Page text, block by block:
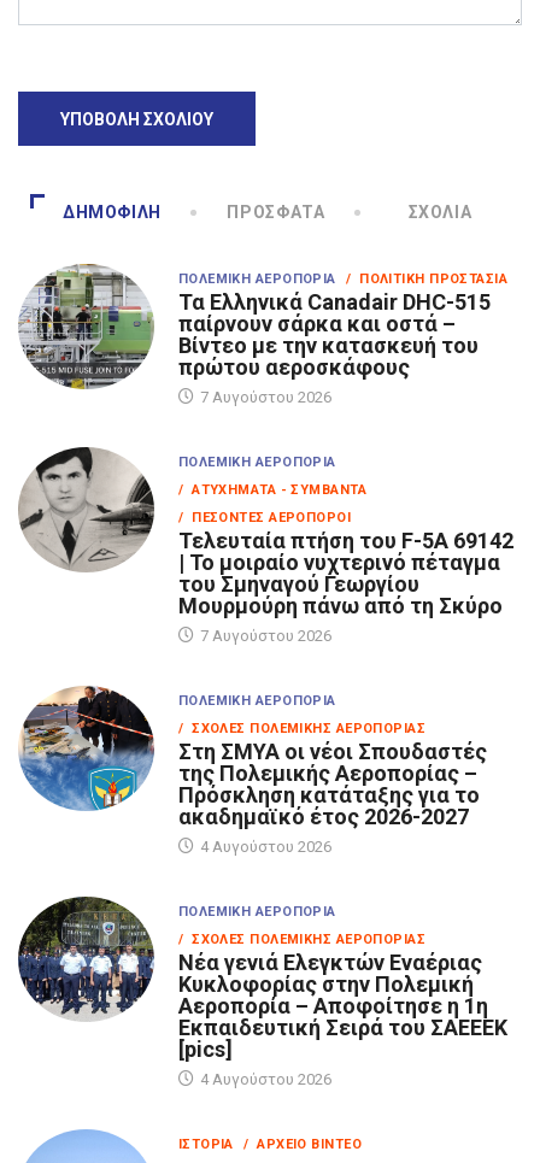
ΔΗΜΟΦΙΛΉ ΠΡΌΣΦΑΤΑ ΣΧΌΛΙΑ
ΠΟΛΕΜΙΚΉ ΑΕΡΟΠΟΡΊΑ / ΠΟΛΙΤΙΚΉ ΠΡΟΣΤΑΣΊΑ
Τα Eλληνικά Canadair DHC-515
παίρνουν σάρκα και οστά –
Βίντεο με την κατασκευή του
πρώτου αεροσκάφους
7 Αυγούστου 2026
ΠΟΛΕΜΙΚΉ ΑΕΡΟΠΟΡΊΑ
/ ΑΤΥΧΉΜΑΤΑ - ΣΥΜΒΆΝΤΑ
/ ΠΕΣΌΝΤΕΣ ΑΕΡΟΠΌΡΟΙ
Τελευταία πτήση του F-5A 69142
| Το μοιραίο νυχτερινό πέταγμα
του Σμηναγού Γεωργίου
Μουρμούρη πάνω από τη Σκύρο
7 Αυγούστου 2026
ΠΟΛΕΜΙΚΉ ΑΕΡΟΠΟΡΊΑ
/ ΣΧΟΛΈΣ ΠΟΛΕΜΙΚΉΣ ΑΕΡΟΠΟΡΊΑΣ
Στη ΣΜΥΑ οι νέοι Σπουδαστές
της Πολεμικής Αεροπορίας –
Πρόσκληση κατάταξης για το
ακαδημαϊκό έτος 2026-2027
4 Αυγούστου 2026
ΠΟΛΕΜΙΚΉ ΑΕΡΟΠΟΡΊΑ
/ ΣΧΟΛΈΣ ΠΟΛΕΜΙΚΉΣ ΑΕΡΟΠΟΡΊΑΣ
Νέα γενιά Ελεγκτών Εναέριας
Κυκλοφορίας στην Πολεμική
Αεροπορία – Αποφοίτησε η 1η
Εκπαιδευτική Σειρά του ΣΑΕΕΕΚ
[pics]
4 Αυγούστου 2026
ΙΣΤΟΡΊΑ
/ ΑΡΧΕΊΟ ΒΊΝΤΕΟ